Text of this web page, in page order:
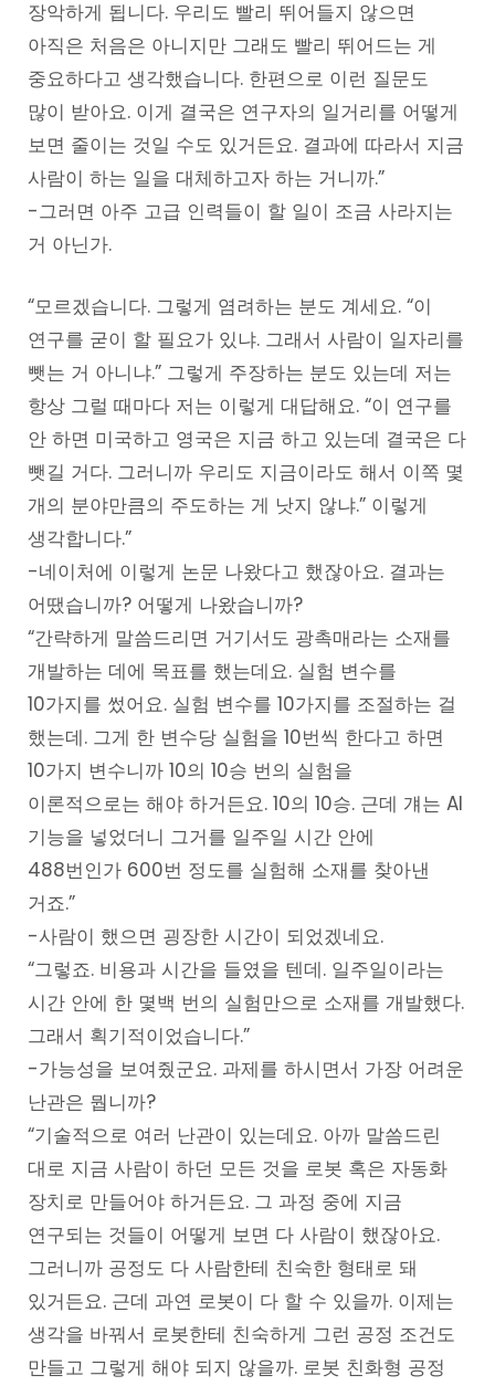
장악하게 됩니다. 우리도 빨리 뛰어들지 않으면
아직은 처음은 아니지만 그래도 빨리 뛰어드는 게
중요하다고 생각했습니다. 한편으로 이런 질문도
많이 받아요. 이게 결국은 연구자의 일거리를 어떻게
보면 줄이는 것일 수도 있거든요. 결과에 따라서 지금
사람이 하는 일을 대체하고자 하는 거니까.”
-그러면 아주 고급 인력들이 할 일이 조금 사라지는
거 아닌가.
“모르겠습니다. 그렇게 염려하는 분도 계세요. “이
연구를 굳이 할 필요가 있냐. 그래서 사람이 일자리를
뺏는 거 아니냐.” 그렇게 주장하는 분도 있는데 저는
항상 그럴 때마다 저는 이렇게 대답해요. “이 연구를
안 하면 미국하고 영국은 지금 하고 있는데 결국은 다
뺏길 거다. 그러니까 우리도 지금이라도 해서 이쪽 몇
개의 분야만큼의 주도하는 게 낫지 않냐.” 이렇게
생각합니다.”
-네이처에 이렇게 논문 나왔다고 했잖아요. 결과는
어땠습니까? 어떻게 나왔습니까?
“간략하게 말씀드리면 거기서도 광촉매라는 소재를
개발하는 데에 목표를 했는데요. 실험 변수를
10가지를 썼어요. 실험 변수를 10가지를 조절하는 걸
했는데. 그게 한 변수당 실험을 10번씩 한다고 하면
10가지 변수니까 10의 10승 번의 실험을
이론적으로는 해야 하거든요. 10의 10승. 근데 걔는 AI
기능을 넣었더니 그거를 일주일 시간 안에
488번인가 600번 정도를 실험해 소재를 찾아낸
거죠.”
-사람이 했으면 굉장한 시간이 되었겠네요.
“그렇죠. 비용과 시간을 들였을 텐데. 일주일이라는
시간 안에 한 몇백 번의 실험만으로 소재를 개발했다.
그래서 획기적이었습니다.”
-가능성을 보여줬군요. 과제를 하시면서 가장 어려운
난관은 뭡니까?
“기술적으로 여러 난관이 있는데요. 아까 말씀드린
대로 지금 사람이 하던 모든 것을 로봇 혹은 자동화
장치로 만들어야 하거든요. 그 과정 중에 지금
연구되는 것들이 어떻게 보면 다 사람이 했잖아요.
그러니까 공정도 다 사람한테 친숙한 형태로 돼
있거든요. 근데 과연 로봇이 다 할 수 있을까. 이제는
생각을 바꿔서 로봇한테 친숙하게 그런 공정 조건도
만들고 그렇게 해야 되지 않을까. 로봇 친화형 공정